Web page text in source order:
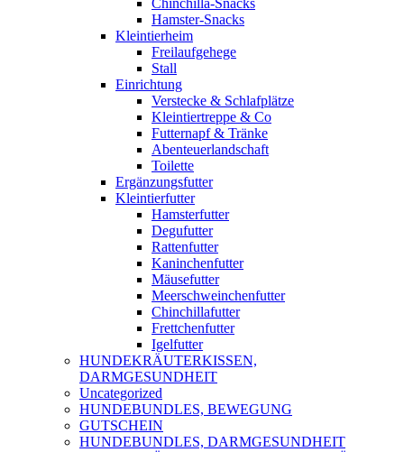
Chinchilla-Snacks
Hamster-Snacks
Kleintierheim
Freilaufgehege
Stall
Einrichtung
Verstecke & Schlafplätze
Kleintiertreppe & Co
Futternapf & Tränke
Abenteuerlandschaft
Toilette
Ergänzungsfutter
Kleintierfutter
Hamsterfutter
Degufutter
Rattenfutter
Kaninchenfutter
Mäusefutter
Meerschweinchenfutter
Chinchillafutter
Frettchenfutter
Igelfutter
HUNDEKRÄUTERKISSEN,
DARMGESUNDHEIT
Uncategorized
HUNDEBUNDLES, BEWEGUNG
GUTSCHEIN
HUNDEBUNDLES, DARMGESUNDHEIT